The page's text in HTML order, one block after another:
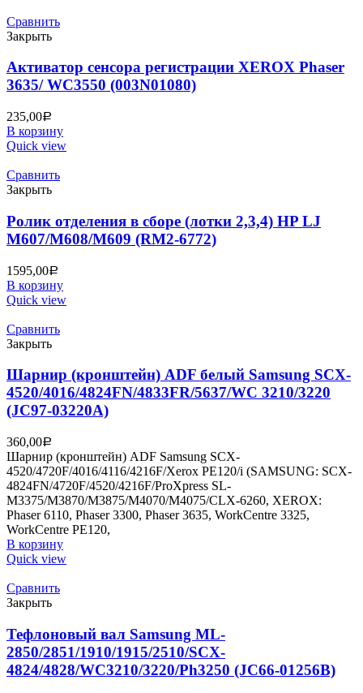
Сравнить
Закрыть
Активатор сенсора регистрации XEROX Phaser
3635/ WC3550 (003N01080)
235,00Р
В корзину
Quick view
Сравнить
Закрыть
Ролик отделения в сборе (лотки 2,3,4) HP LJ
M607/M608/M609 (RM2-6772)
1595,00Р
В корзину
Quick view
Сравнить
Закрыть
Шарнир (кронштейн) ADF белый Samsung SCX-
4520/4016/4824FN/4833FR/5637/WC 3210/3220
(JC97-03220A)
360,00Р
Шарнир (кронштейн) ADF Samsung SCX-
4520/4720F/4016/4116/4216F/Xerox PE120/i (SAMSUNG: SCX-
4824FN/4720F/4520/4216F/ProXpress SL-
M3375/M3870/M3875/M4070/M4075/CLX-6260, XEROX:
Phaser 6110, Phaser 3300, Phaser 3635, WorkCentre 3325,
WorkCentre PE120,
В корзину
Quick view
Сравнить
Закрыть
Тефлоновый вал Samsung ML-
2850/2851/1910/1915/2510/SCX-
4824/4828/WC3210/3220/Ph3250 (JC66-01256B)